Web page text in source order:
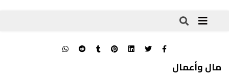
مال وأعمال